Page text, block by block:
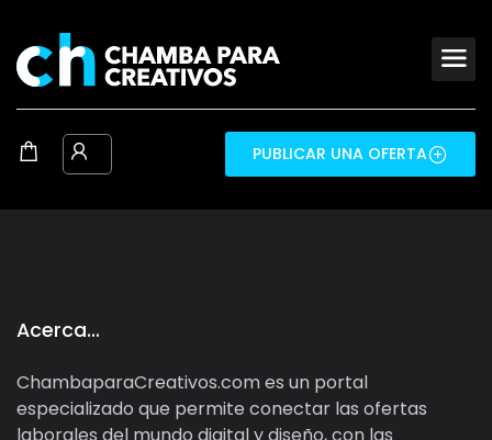
PUBLICAR UNA OFERTA
Acerca…
ChambaparaCreativos.com es un portal
especializado que permite conectar las ofertas
laborales del mundo digital y diseño, con las